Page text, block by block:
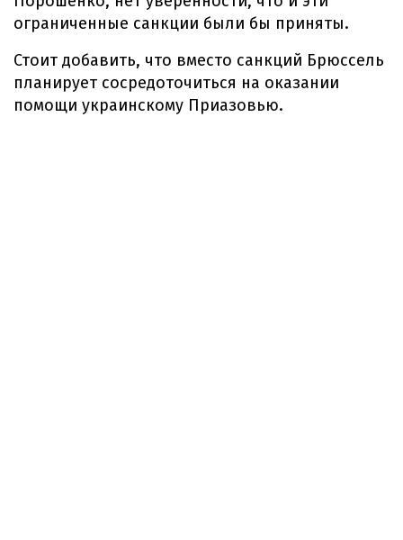
ограниченные санкции были бы приняты.
Стоит добавить, что вместо санкций Брюссель
планирует сосредоточиться на оказании
помощи украинскому Приазовью.